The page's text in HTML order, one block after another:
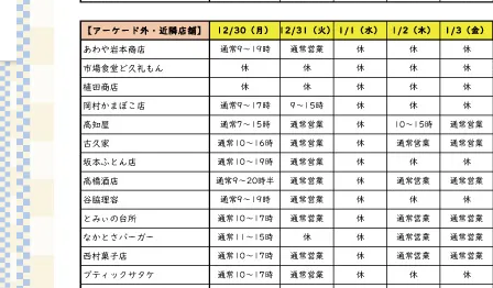
年末年始営業時間大正町市場